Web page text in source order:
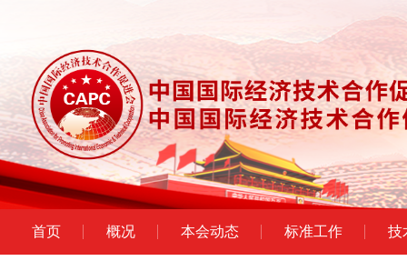
首页 概况 本会动态 标准工作 技